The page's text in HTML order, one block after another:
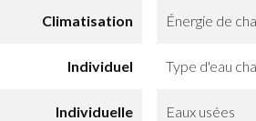
Climatisation Énergie de
Individuel Type d'eau
Individuelle Eaux usées